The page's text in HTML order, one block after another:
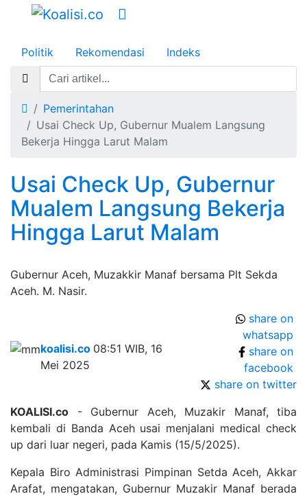
Politik Rekomendasi Indeks
Pemerintahan
Usai Check Up, Gubernur Mualem Langsung
Bekerja Hingga Larut Malam
Usai Check Up, Gubernur
Mualem Langsung Bekerja
Hingga Larut Malam
Gubernur Aceh, Muzakkir Manaf bersama Plt Sekda
Aceh. M. Nasir.
koalisi.co 08:51 WIB, 16
Mei 2025
share on
whatsapp
share on
facebook
share on twitter
KOALISI.co - Gubernur Aceh, Muzakir Manaf, tiba
kembali di Banda Aceh usai menjalani medical check
up dari luar negeri, pada Kamis (15/5/2025).
Kepala Biro Administrasi Pimpinan Setda Aceh, Akkar
Arafat, mengatakan, Gubernur Muzakir Manaf berada